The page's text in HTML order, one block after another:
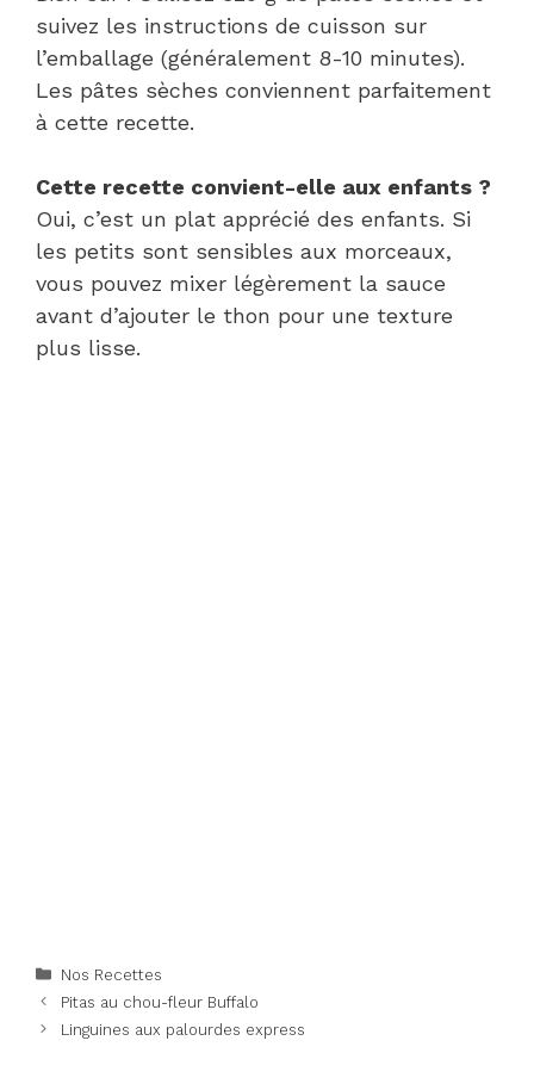
suivez les instructions de cuisson sur
l’emballage (généralement 8-10 minutes).
Les pâtes sèches conviennent parfaitement
à cette recette.
Cette recette convient-elle aux enfants ?
Oui, c’est un plat apprécié des enfants. Si
les petits sont sensibles aux morceaux,
vous pouvez mixer légèrement la sauce
avant d’ajouter le thon pour une texture
plus lisse.
Categories
Nos Recettes
Pitas au chou-fleur Buffalo
Linguines aux palourdes express